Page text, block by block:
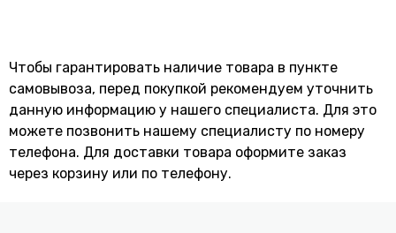
Чтобы гарантировать наличие товара в пункте
самовывоза, перед покупкой рекомендуем уточнить
данную информацию у нашего специалиста. Для это
можете позвонить нашему специaлисту по номеру
телефона. Для доставки товара оформите заказ
через корзину или по телефону.